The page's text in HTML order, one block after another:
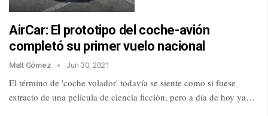
AirCar: El prototipo del coche-avión
completó su primer vuelo nacional
Matt Gómez Jun 30, 2021
El término de 'coche volador' todavía se siente como si fuese
extracto de una película de ciencia ficción, pero a día de hoy ya…